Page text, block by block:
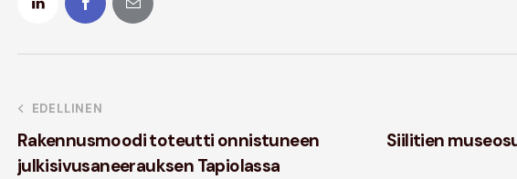
EDELLINEN
Rakennusmoodi toteutti onnistuneen
julkisivusaneerauksen Tapiolassa
Siilitien